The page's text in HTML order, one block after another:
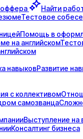
оффера Найти
Тестовое
Помощь в
на английском
навыковРазвитие
с коллективом
самозванца
Выступление на
Консалтинг бизнеса